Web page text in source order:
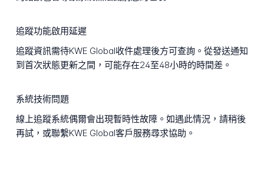
追蹤功能啟用延遲
追蹤資訊需待KWE Global收件處理後方可查詢。從發送通知
到首次狀態更新之間，可能存在24至48小時的時間差。
系統技術問題
線上追蹤系統偶爾會出現暫時性故障。如遇此情況，請稍後
再試，或聯繫KWE Global客戶服務尋求協助。